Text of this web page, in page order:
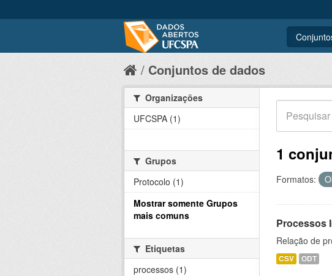
Conjuntos de dados
1
Formatos:
Processos
Relação de
CSV ODT
Organizações
UFCSPA (1)
Grupos
Protocolo (1)
Mostrar somente Grupos
mais comuns
Etiquetas
processos (1)